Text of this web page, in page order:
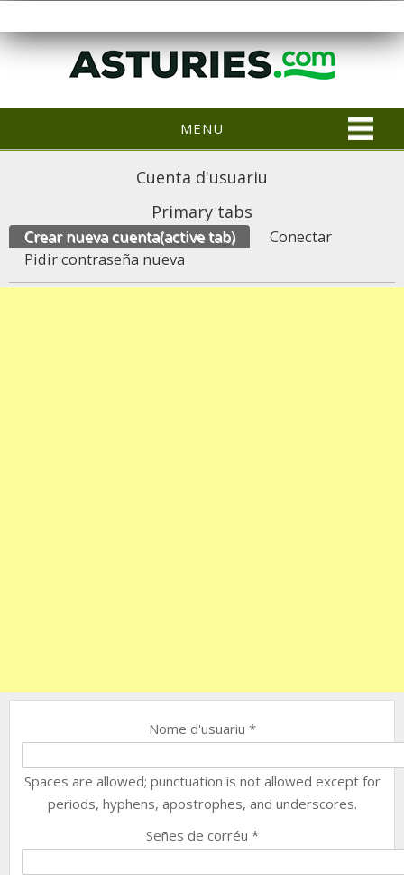
MENU
Cuenta d'usuariu
Primary tabs
Crear nueva cuenta(active tab)
Conectar
Pidir contraseña nueva
Nome d'usuariu *
Spaces are allowed; punctuation is not allowed except for
periods, hyphens, apostrophes, and underscores.
Señes de corréu *